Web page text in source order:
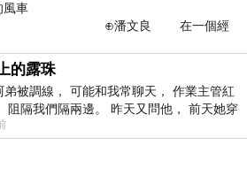
車
在一個經
的露珠
弟被調線， 可能和我常聊天， 作業主管紅
阻隔我們隔兩邊。 昨天又問他， 前天她穿
衣服， 不經